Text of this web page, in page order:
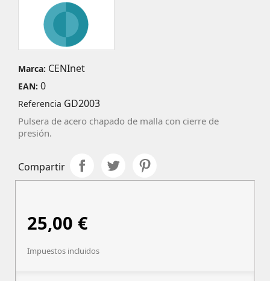
Marca: CENInet
EAN: 0
Referencia GD2003
Pulsera de acero chapado de malla con cierre de
presión.
Compartir
25,00 €
Impuestos incluidos